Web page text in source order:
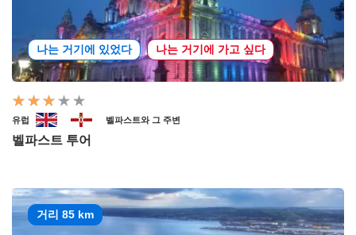
나는 거기에 있었다 나는 거기에 가고 싶다
유럽 벨파스트와 그 주변
벨파스트 투어
거리 85 km